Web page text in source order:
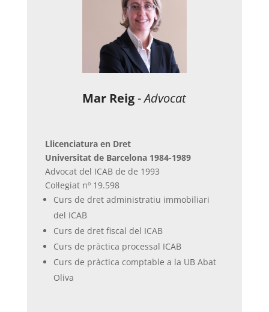
Mar Reig-Advocat
Llicenciatura en Dret
Universitat de Barcelona 1984-1989
Advocat del ICAB de de 1993
Col·legiat nº 19.598
Curs de dret administratiu immobiliari
del ICAB
Curs de dret fiscal del ICAB
Curs de pràctica processal ICAB
Curs de pràctica comptable a la UB Abat
Oliva